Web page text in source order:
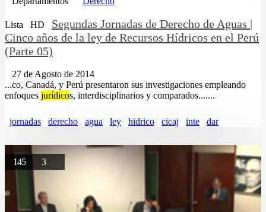
Lista HD
Segundas Jornadas de Derecho de Aguas |
Cinco años de la ley de Recursos Hídricos en el Perú
(Parte 05)
27 de Agosto de 2014
...co, Canadá, y Perú presentaron sus investigaciones empleando
enfoques jurídicos, interdisciplinarios y comparados.......
jornadas derecho agua ley hidrico cicaj inte dar
145 3